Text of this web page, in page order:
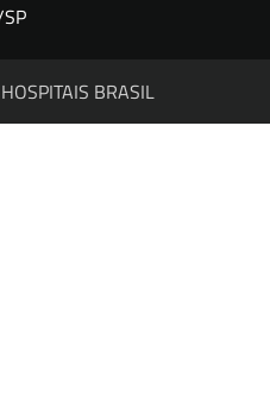
HOSPITAIS BRASIL